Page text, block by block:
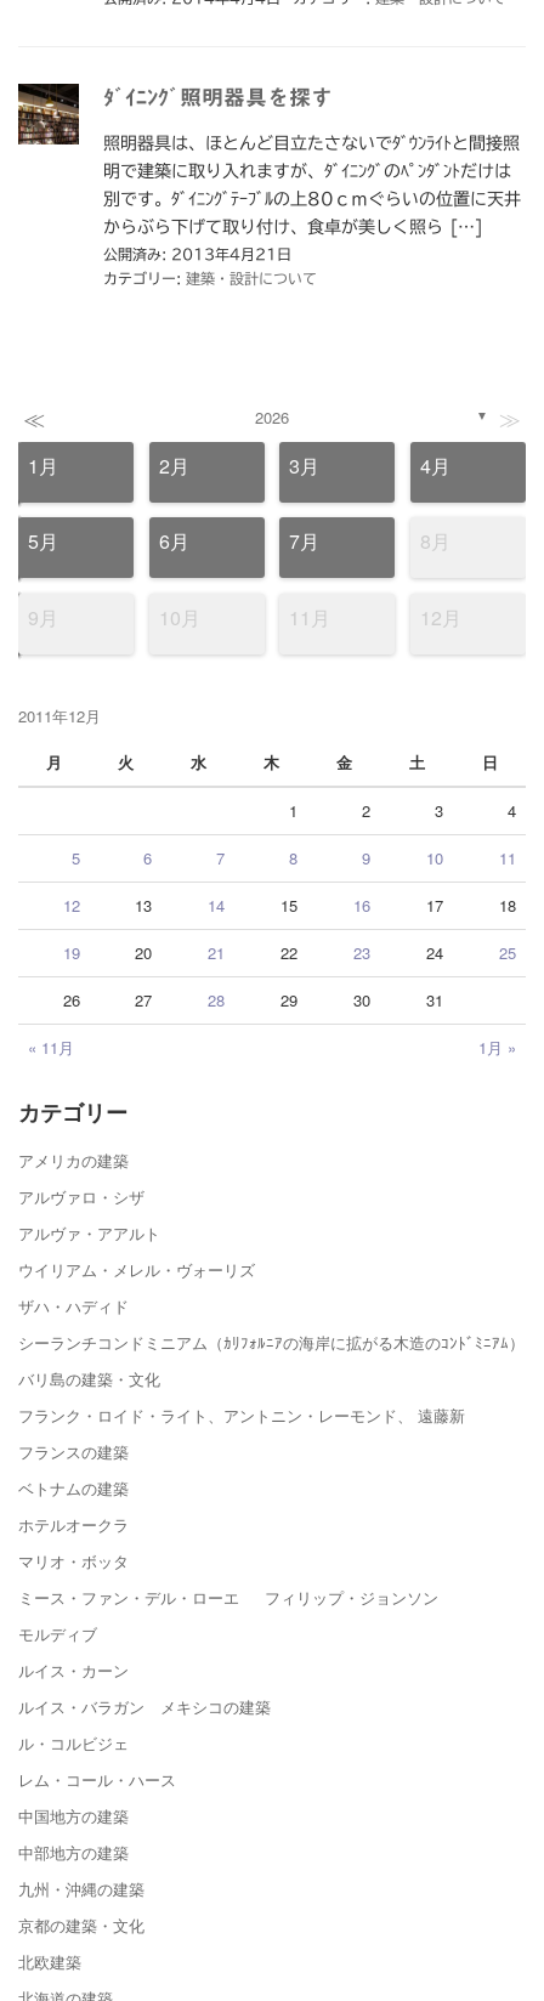
ﾀﾞｲﾆﾝｸﾞ照明器具を探す
照明器具は、ほとんど目立たさないでﾀﾞｳﾝﾗｲﾄと間接照
明で建築に取り入れますが、ﾀﾞｲﾆﾝｸﾞのﾍﾟﾝﾀﾞﾝﾄだけは
別です。ﾀﾞｲﾆﾝｸﾞﾃｰﾌﾞﾙの上80ｃｍぐらいの位置に天井
からぶら下げて取り付け、食卓が美しく照ら […]
公開済み: 2013年4月21日
カテゴリー: 建築・設計について
≪ 2026 ▼ ≫
1月 2月 3月 4月
5月 6月 7月 8月
9月 10月 11月 12月
2011年12月
月
火 水 木 金 土 日
« 11月 1月 »
1 2 3 4
5 6 7 8 9 10 11
12 13 14 15 16 17 18
19 20 21 22 23 24 25
26 27 28 29 30 31
カテゴリー
アメリカの建築
アルヴァロ・シザ
アルヴァ・アアルト
ウイリアム・メレル・ヴォーリズ
ザハ・ハディド
シーランチコンドミニアム（ｶﾘﾌｫﾙﾆｱの海岸に拡がる木造のｺﾝﾄﾞﾐﾆｱﾑ）
バリ島の建築・文化
フランク・ロイド・ライト、アントニン・レーモンド、 遠藤新
フランスの建築
ベトナムの建築
ホテルオークラ
マリオ・ボッタ
ミース・ファン・デル・ローエ フィリップ・ジョンソン
モルディブ
ルイス・カーン
ルイス・バラガン メキシコの建築
ル・コルビジェ
レム・コール・ハース
中国地方の建築
中部地方の建築
九州・沖縄の建築
京都の建築・文化
北欧建築